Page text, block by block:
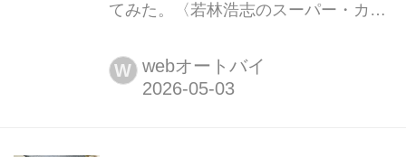
てみた。〈若林浩志のスーパー・カブ
分な機能と完成度、そして遅延の少な
さで人気を博した人気インカムDT-E1
W webオートバイ